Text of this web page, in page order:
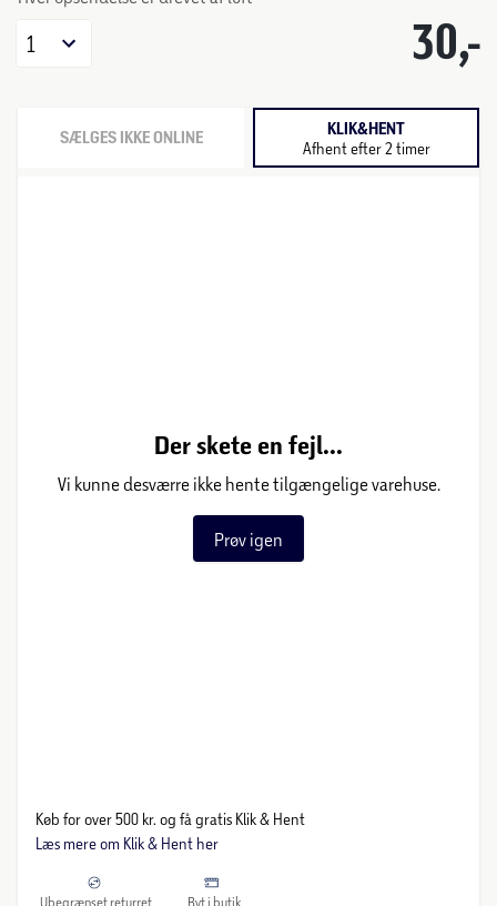
30,-
1
SÆLGES IKKE ONLINE KLIK&HENT
Afhent efter 2 timer
Der skete en fejl...
Vi kunne desværre ikke hente tilgængelige varehuse.
Prøv igen
Køb for over 500 kr. og få gratis Klik & Hent
Læs mere om Klik & Hent her
Ubegrænset returret Byt i butik